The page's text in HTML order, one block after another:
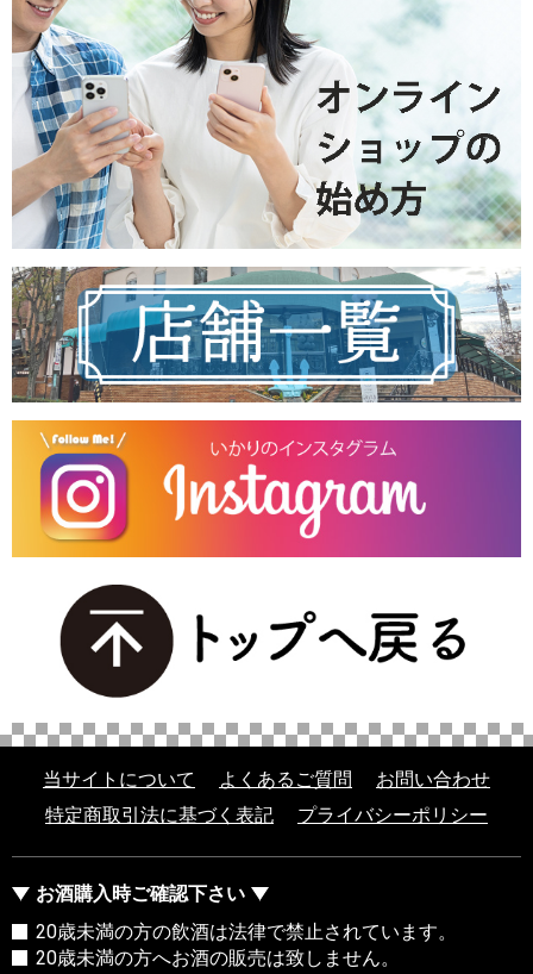
当サイトについて よくあるご質問
お問い合わせ
特定商取引法に基づく表記
プライバシーポリシー
お酒購入時ご確認下さい
20歳未満の方の飲酒は法律で禁止されています。
20歳未満の方へお酒の販売は致しません。